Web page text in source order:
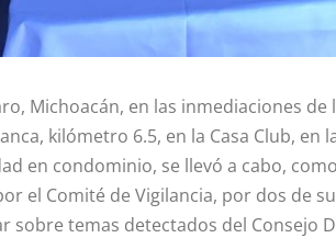
Michoacán, en las inmediaciones
kilómetro 6.5, en la Casa Club, en
en condominio, se llevó a cabo,
el Comité de Vigilancia, por dos de
sobre temas detectados del Consejo